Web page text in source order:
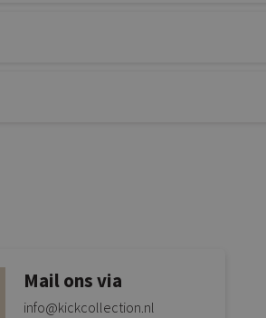
Mail ons via
info@kickcollection.nl